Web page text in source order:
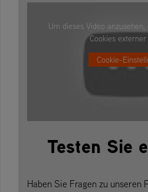
Um dieses Video
Cookies
Cookie-
Testen Sie
Haben Sie Fragen zu unseren